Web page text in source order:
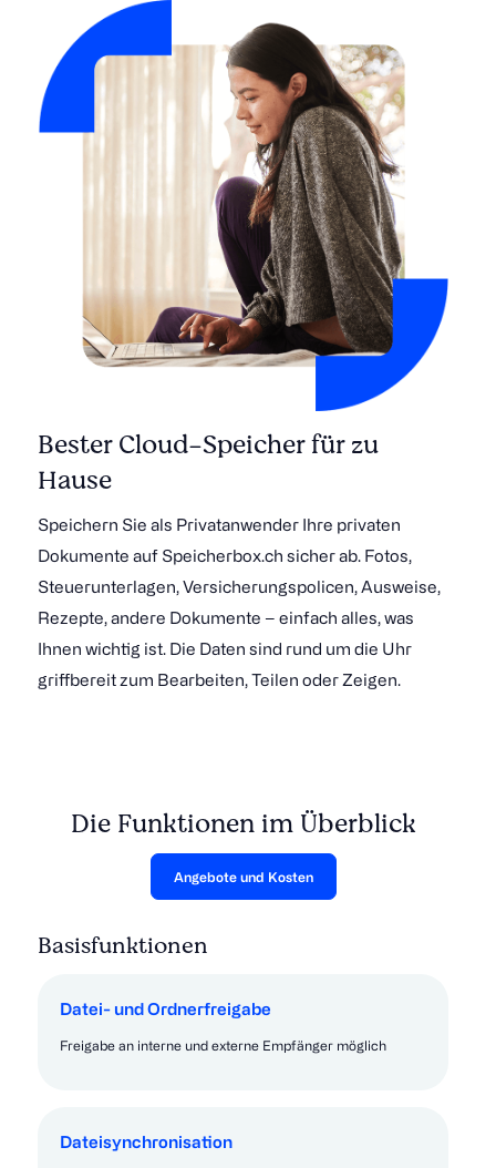
Bester Cloud-Speicher für zu
Hause
Speichern Sie als Privatanwender Ihre privaten
Dokumente auf Speicherbox.ch sicher ab. Fotos,
Steuerunterlagen, Versicherungspolicen, Ausweise,
Rezepte, andere Dokumente – einfach alles, was
Ihnen wichtig ist. Die Daten sind rund um die Uhr
griffbereit zum Bearbeiten, Teilen oder Zeigen.
Die Funktionen im Überblick
Angebote und Kosten
Basisfunktionen
Datei- und Ordnerfreigabe
Freigabe an interne und externe Empfänger möglich
Dateisynchronisation